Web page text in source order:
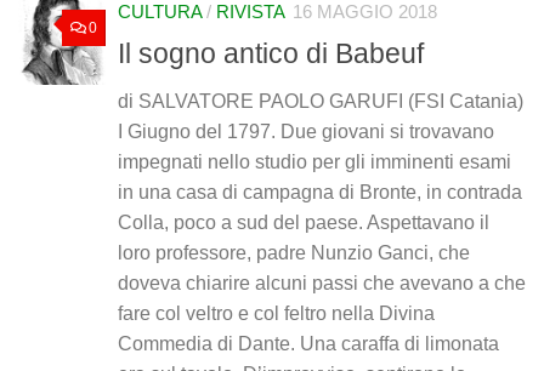
0
CULTURA/ RIVISTA 16 MAGGIO 2018
Il sogno antico di Babeuf
di SALVATORE PAOLO GARUFI (FSI Catania)
I Giugno del 1797. Due giovani si trovavano
impegnati nello studio per gli imminenti esami
in una casa di campagna di Bronte, in contrada
Colla, poco a sud del paese. Aspettavano il
loro professore, padre Nunzio Ganci, che
doveva chiarire alcuni passi che avevano a che
fare col veltro e col feltro nella Divina
Commedia di Dante. Una caraffa di limonata